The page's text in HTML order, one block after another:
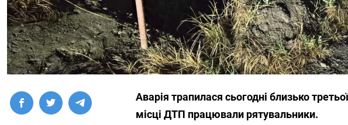
Аварія трапилася сьогодні близько
місці ДТП працювали рятувальники.